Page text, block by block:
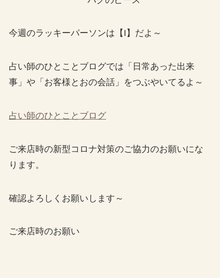
今週のラッキーパーソンは【I】だよ～
占い師のひとことブログでは「日常あった出来
事」や「お客様とおの会話」をつぶやいてるよ～
占い師のひとことブログ
ご来店時の新型コロナ対策のご協力のお願いにな
ります。
確認よろしくお願いします～
ご来店時のお願い